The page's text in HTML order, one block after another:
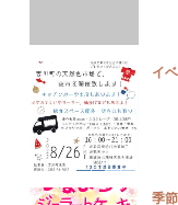
イ
季